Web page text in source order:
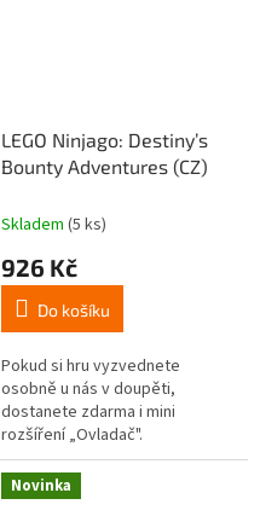
LEGO Ninjago: Destiny’s
Bounty Adventures (CZ)
Skladem (5 ks)
926 Kč
Do košíku
Pokud si hru vyzvednete
osobně u nás v doupěti,
dostanete zdarma i mini
rozšíření „Ovladač".
Kooperativní rodinná hra.
Nindžo! Padouši útočí na
Odměnu osudu – musíš...
Novinka